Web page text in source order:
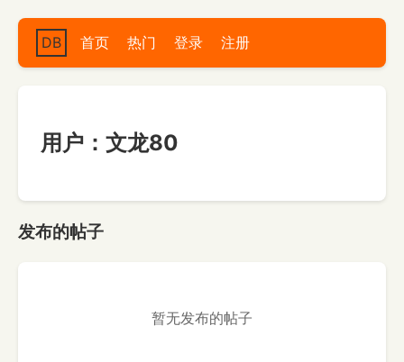
DB 首页 热门 登录 注册
用户：文龙80
发布的帖子
暂无发布的帖子